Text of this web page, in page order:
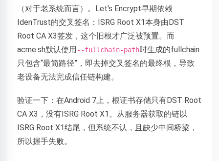
（对于老系统而言）。Let's Encrypt早期依赖
IdenTrust的交叉签名：ISRG Root X1本身由DST
Root CA X3签发，这个旧根才广泛被预置。而
acme.sh默认使用--fullchain-path时生成的fullchain
只包含“最简路径”，即去掉交叉签名的最终根，导致
老设备无法完成信任链构建。
验证一下：在Android 7上，根证书存储只有DST Root
CA X3，没有ISRG Root X1。从服务器获取的链以
ISRG Root X1结尾，但系统不认，且缺少中间桥梁，
所以握手失败。